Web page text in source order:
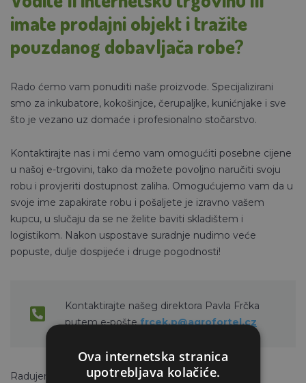
imate prodajni objekti tražite
pouzdanog dobavljača robe?
Rado ćemo vam ponuditi naše proizvode. Specijalizirani
smo za inkubatore, kokošinjce, čerupaljke, kunićnjake i sve
što je vezano uz domaće i profesionalno stočarstvo.
Kontaktirajte nas i mi ćemo vam omogućiti posebne cijene
u našoj e-trgovini, tako da možete povoljno naručiti svoju
robu i provjeriti dostupnost zaliha. Omogućujemo vam da u
svoje ime zapakirate robu i pošaljete je izravno vašem
kupcu, u slučaju da se ne želite baviti skladištem i
logistikom. Nakon uspostave suradnje nudimo veće
popuste, dulje dospijeće i druge pogodnosti!
Kontaktirajte našeg direktora Pavla Frčka
putem e-poštefrcek.p@agrofortel.cz
Radujemo se našoj uspješnoj suradnji.
Ova internetska stranica
upotrebljava kolačiće.